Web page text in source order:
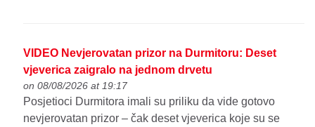
VIDEO Nevjerovatan prizor na Durmitoru: Deset
vjeverica zaigralo na jednom drvetu
on 08/08/2026 at 19:17
Posjetioci Durmitora imali su priliku da vide gotovo
nevjerovatan prizor – čak deset vjeverica koje su se